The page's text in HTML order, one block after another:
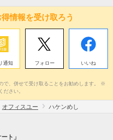
情報を受け取ろう
通知 フォロー いいね
で、併せて受け取ることをお勧めします。 ※
ださい。
オフィスユー ハケンめし
ト」